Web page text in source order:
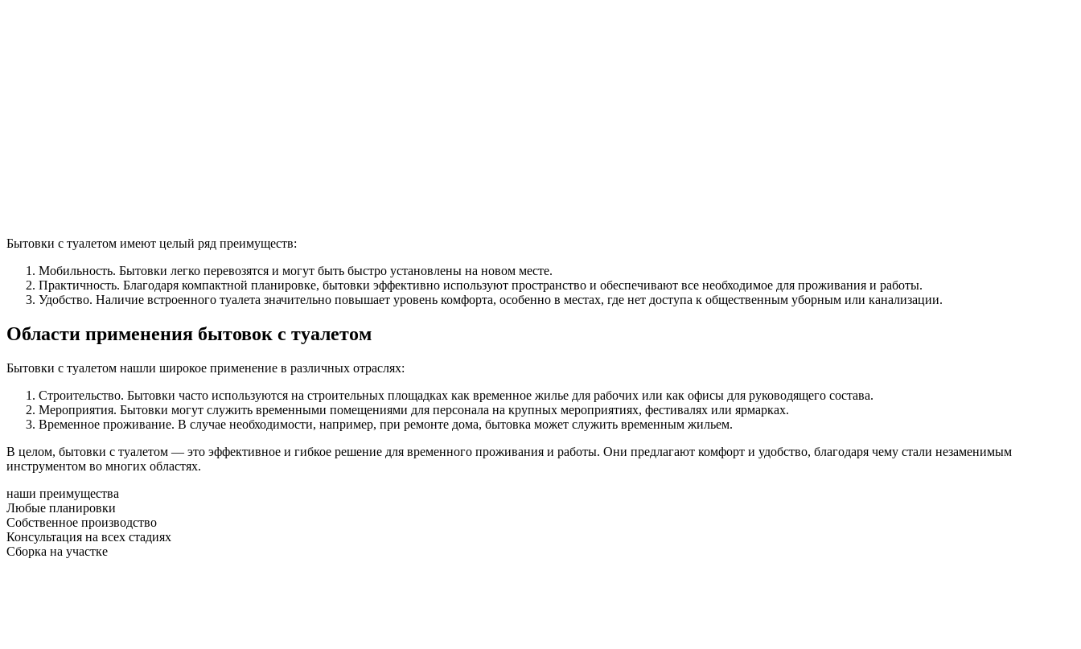
Бытовки с туалетом имеют целый ряд преимуществ:
Мобильность. Бытовки легко перевозятся и могут быть быстро установлены на новом месте.
Практичность. Благодаря компактной планировке, бытовки эффективно используют пространство и обеспечивают все необходимое для проживания и работы.
Удобство. Наличие встроенного туалета значительно повышает уровень комфорта, особенно в местах, где нет доступа к общественным уборным или канализации.
Области применения бытовок с туалетом
Бытовки с туалетом нашли широкое применение в различных отраслях:
Строительство. Бытовки часто используются на строительных площадках как временное жилье для рабочих или как офисы для руководящего состава.
Мероприятия. Бытовки могут служить временными помещениями для персонала на крупных мероприятиях, фестивалях или ярмарках.
Временное проживание. В случае необходимости, например, при ремонте дома, бытовка может служить временным жильем.
В целом, бытовки с туалетом — это эффективное и гибкое решение для временного проживания и работы. Они предлагают комфорт и удобство, благодаря чему стали незаменимым
инструментом во многих областях.
наши преимущества
Любые планировки
Собственное производство
Консультация на всех стадиях
Сборка на участке